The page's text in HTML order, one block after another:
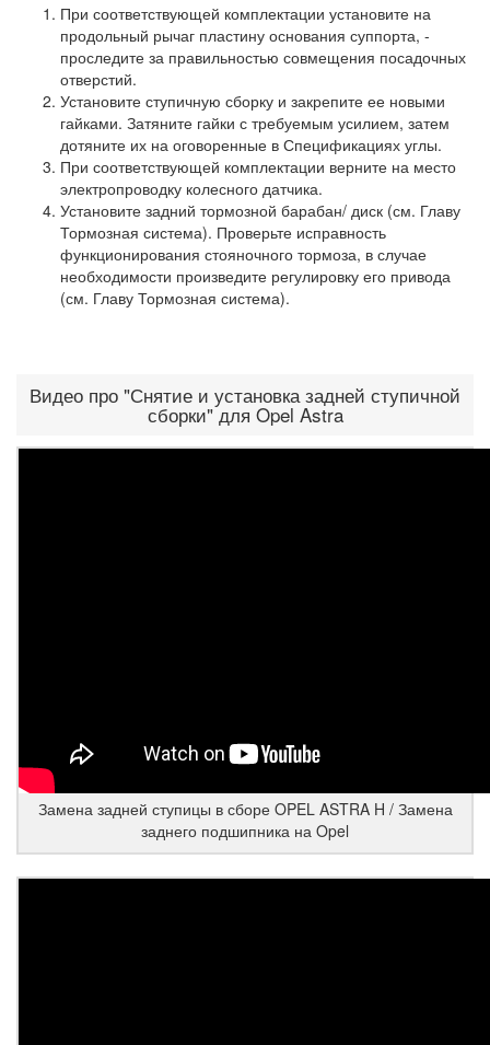
При соответствующей комплектации установите на
продольный рычаг пластину основания суппорта, -
проследите за правильностью совмещения посадочных
отверстий.
Установите ступичную сборку и закрепите ее новыми
гайками. Затяните гайки с требуемым усилием, затем
дотяните их на оговоренные в Спецификациях углы.
При соответствующей комплектации верните на место
электропроводку колесного датчика.
Установите задний тормозной барабан/ диск (см. Главу
Тормозная система). Проверьте исправность
функционирования стояночного тормоза, в случае
необходимости произведите регулировку его привода
(см. Главу Тормозная система).
Видео про "Снятие и установка задней ступичной
сборки" для Opel Astra
Замена задней ступицы в сборе OPEL ASTRA H / Замена
заднего подшипника на Opel